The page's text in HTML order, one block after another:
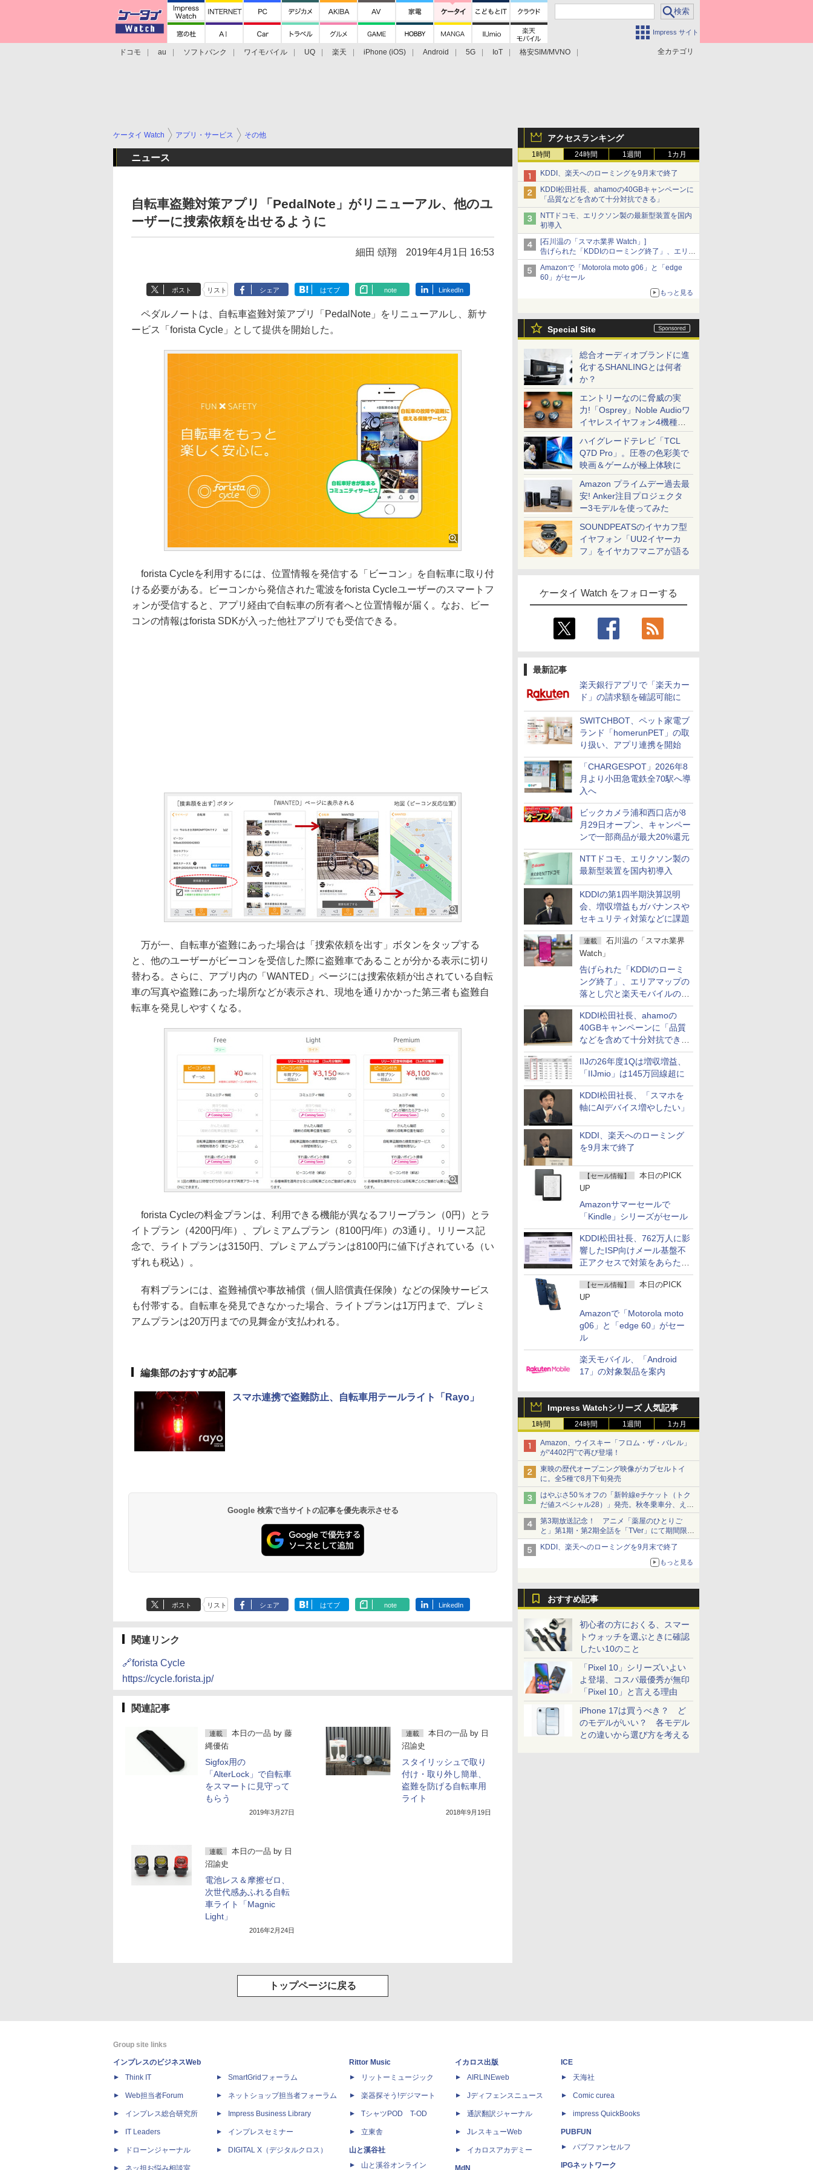
Impress サイト
全カテゴリ
ドコモ au ソフトバンク ワイモバイル UQ 楽天 iPhone (iOS) Android 5G IoT
格安SIM/MVNO
アクセスランキング
1時間 24時間 1週間 1カ月
KDDI、楽天へのローミングを9月末で終了
KDDI松田社長、ahamoの40GBキャンペーンに
「品質などを含めて十分対抗できる」
NTTドコモ、エリクソン製の最新型装置を国内
初導入
[石川温の「スマホ業界 Watch」]
告げられた「KDDIのローミング終了」、エリア
マップの落とし穴と楽天モバイルの課題
Amazonで「Motorola moto g06」と「edge
60」がセール
もっと見る
Special Site
総合オーディオブランドに進
化するSHANLINGとは何者
か？
エントリーなのに脅威の実
力!「Osprey」Noble Audioワ
イヤレスイヤフォン4機種を
一気に聴く
ハイグレードテレビ「TCL
Q7D Pro」。圧巻の色彩美で
映画＆ゲームが極上体験に
Amazon プライムデー過去最
安! Anker注目プロジェクタ
ー3モデルを使ってみた
SOUNDPEATSのイヤカフ型
イヤフォン「UU2イヤーカ
フ」をイヤカフマニアが語る
ケータイ Watch をフォローする
最新記事
楽天銀行アプリで「楽天カー
ド」の請求額を確認可能に
SWITCHBOT、ペット家電ブ
ランド「homerunPET」の取
り扱い、アプリ連携を開始
「CHARGESPOT」2026年8
月より小田急電鉄全70駅へ導
入へ
ビックカメラ浦和西口店が8
月29日オープン、キャンペー
ンで一部商品が最大20%還元
NTTドコモ、エリクソン製の
最新型装置を国内初導入
KDDIの第1四半期決算説明
会、増収増益もガバナンスや
セキュリティ対策などに課題
連載
石川温の「スマホ業界
Watch」
告げられた「KDDIのローミ
ング終了」、エリアマップの
落とし穴と楽天モバイルの課
題
KDDI松田社長、ahamoの
40GBキャンペーンに「品質
などを含めて十分対抗でき
る」
IIJの26年度1Qは増収増益、
「IIJmio」は145万回線超に
KDDI松田社長、「スマホを
軸にAIデバイス増やしたい」
KDDI、楽天へのローミング
を9月末で終了
【セール情報】
本日のPICK
UP
Amazonサマーセールで
「Kindle」シリーズがセール
KDDI松田社長、762万人に影
響したISP向けメール基盤不
正アクセスで対策をあらため
て説明
【セール情報】
本日のPICK
UP
Amazonで「Motorola moto
g06」と「edge 60」がセー
ル
楽天モバイル、「Android
17」の対象製品を案内
Impress Watchシリーズ 人気記事
1時間 24時間 1週間 1カ月
Amazon、ウイスキー「フロム・ザ・バレル」
が“4402円”で再び登場！
東映の歴代オープニング映像がカプセルトイ
に。全5種で8月下旬発売
はやぶさ50％オフの「新幹線eチケット（トク
だ値スペシャル28）」発売。秋冬乗車分、えき
ねっと限定
第3期放送記念！ アニメ「薬屋のひとりご
と」第1期・第2期全話を「TVer」にて期間限定
で順次無料配信開始
KDDI、楽天へのローミングを9月末で終了
もっと見る
おすすめ記事
初心者の方におくる、スマー
トウォッチを選ぶときに確認
したい10のこと
「Pixel 10」シリーズいよい
よ登場、コスパ最優秀が無印
「Pixel 10」と言える理由
iPhone 17は買うべき？ ど
のモデルがいい？ 各モデル
との違いから選び方を考える
ケータイ Watch アプリ・サービス その他
ニュース
自転車盗難対策アプリ「PedalNote」がリニューアル、他のユ
ーザーに捜索依頼を出せるように
細田 頌翔 2019年4月1日 16:53
ポスト リスト シェア はてブ note LinkedIn
ペダルノートは、自転車盗難対策アプリ「PedalNote」をリニューアルし、新サ
ービス「forista Cycle」として提供を開始した。
forista Cycleを利用するには、位置情報を発信する「ビーコン」を自転車に取り付
ける必要がある。ビーコンから発信された電波をforista Cycleユーザーのスマートフ
ォンが受信すると、アプリ経由で自転車の所有者へと位置情報が届く。なお、ビー
コンの情報はforista SDKが入った他社アプリでも受信できる。
万が一、自転車が盗難にあった場合は「捜索依頼を出す」ボタンをタップする
と、他のユーザーがビーコンを受信した際に盗難車であることが分かる表示に切り
替わる。さらに、アプリ内の「WANTED」ページには捜索依頼が出されている自転
車の写真や盗難にあった場所などが表示され、現地を通りかかった第三者も盗難自
転車を発見しやすくなる。
forista Cycleの料金プランは、利用できる機能が異なるフリープラン（0円）とラ
イトプラン（4200円/年）、プレミアムプラン（8100円/年）の3通り。リリース記
念で、ライトプランは3150円、プレミアムプランは8100円に値下げされている（い
ずれも税込）。
有料プランには、盗難補償や事故補償（個人賠償責任保険）などの保険サービス
も付帯する。自転車を発見できなかった場合、ライトプランは1万円まで、プレミ
アムプランは20万円までの見舞金が支払われる。
編集部のおすすめ記事
スマホ連携で盗難防止、自転車用テールライト「Rayo」
Google 検索で当サイトの記事を優先表示させる
ポスト リスト シェア はてブ note LinkedIn
関連リンク
🔗forista Cycle
https://cycle.forista.jp/
関連記事
連載 本日の一品 by 藤
縄優佑
Sigfox用の
「AlterLock」で自転車
をスマートに見守って
もらう
2019年3月27日
連載 本日の一品 by 日
沼諭史
スタイリッシュで取り
付け・取り外し簡単、
盗難を防げる自転車用
ライト
2018年9月19日
連載 本日の一品 by 日
沼諭史
電池レス＆摩擦ゼロ、
次世代感あふれる自転
車ライト「Magnic
Light」
2016年2月24日
トップページに戻る
Group site links
インプレスのビジネスWeb
Think IT
Web担当者Forum
インプレス総合研究所
IT Leaders
ドローンジャーナル
ネッ担お悩み相談室
SmartGridフォーラム
ネットショップ担当者フォーラム
Impress Business Library
インプレスセミナー
DIGITAL X（デジタルクロス）
Rittor Music
リットーミュージック
楽器探そう!デジマート
TシャツPOD T-OD
立東舎
山と溪谷社
山と溪谷オンライン
イカロス出版
AIRLINEweb
Jディフェンスニュース
通訳翻訳ジャーナル
JレスキューWeb
イカロスアカデミー
MdN
ICE
天海社
Comic curea
impress QuickBooks
PUBFUN
パブファンセルフ
IPGネットワーク